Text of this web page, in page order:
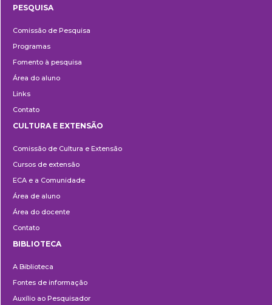
PESQUISA
Comissão de Pesquisa
Programas
Fomento à pesquisa
Área do aluno
Links
Contato
e
Extensão
CULTURA E EXTENSÃO
Comissão de Cultura e Extensão
Cursos de extensão
ECA e a Comunidade
Área de aluno
Área do docente
Contato
BIBLIOTECA
A Biblioteca
Fontes de informação
Auxílio ao Pesquisador